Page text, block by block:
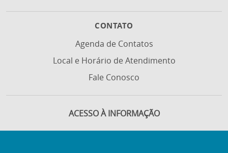
CONTATO
Agenda de Contatos
Local e Horário de Atendimento
Fale Conosco
ACESSO À INFORMAÇÃO